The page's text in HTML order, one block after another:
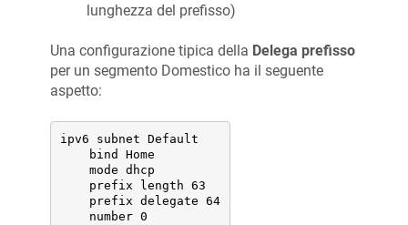
lunghezza del prefisso)
Una configurazione tipica della Delega prefisso
per un segmento Domestico ha il seguente
aspetto:
ipv6 subnet Default
    bind Home
    mode dhcp
    prefix length 63
    prefix delegate 64
    number 0